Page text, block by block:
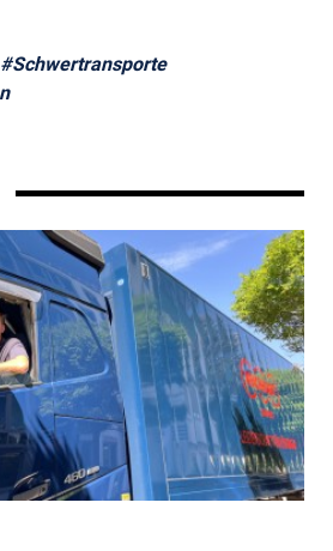
#Schwertransporte